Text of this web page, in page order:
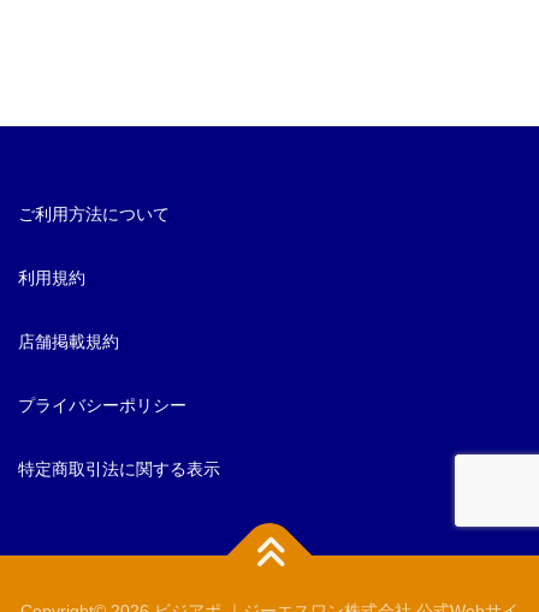
ご利用方法について
利用規約
店舗掲載規約
プライバシーポリシー
特定商取引法に関する表示